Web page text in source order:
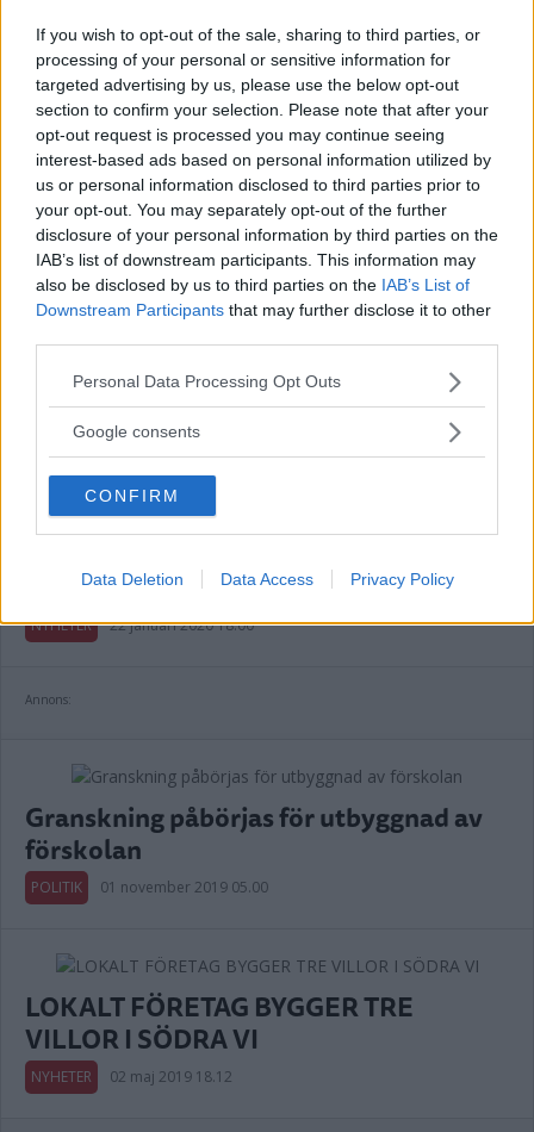
If you wish to opt-out of the sale, sharing to third parties, or
processing of your personal or sensitive information for
targeted advertising by us, please use the below opt-out
section to confirm your selection. Please note that after your
opt-out request is processed you may continue seeing
interest-based ads based on personal information utilized by
us or personal information disclosed to third parties prior to
your opt-out. You may separately opt-out of the further
disclosure of your personal information by third parties on the
IAB’s list of downstream participants. This information may
also be disclosed by us to third parties on the IAB’s List of
Downstream Participants that may further disclose it to other
Please note that this website/app uses one or more Google
not limited to your visit or usage behaviour. You may click to
use your data for below specified purposes in below Google
consent section.
Personal Data Processing Opt Outs
Google consents
CONFIRM
Data Deletion Data Access Privacy Policy
Nationaldagsfirandet flyttar vidare till
Södra Vi – han håller talet
NYHETER 31 maj 2023 13.00
Annons:
PLANERNA PÅ UTBYGGNAD AV
FÖRSKOLAN I SÖDRA VI STOPPAS
POLITIK 16 mars 2022 13.08
Södra Vi
NYHETER 22 januari 2020 18.00
Annons:
Granskning påbörjas för utbyggnad av
förskolan
POLITIK 01 november 2019 05.00
LOKALT FÖRETAG BYGGER TRE
VILLOR I SÖDRA VI
NYHETER 02 maj 2019 18.12